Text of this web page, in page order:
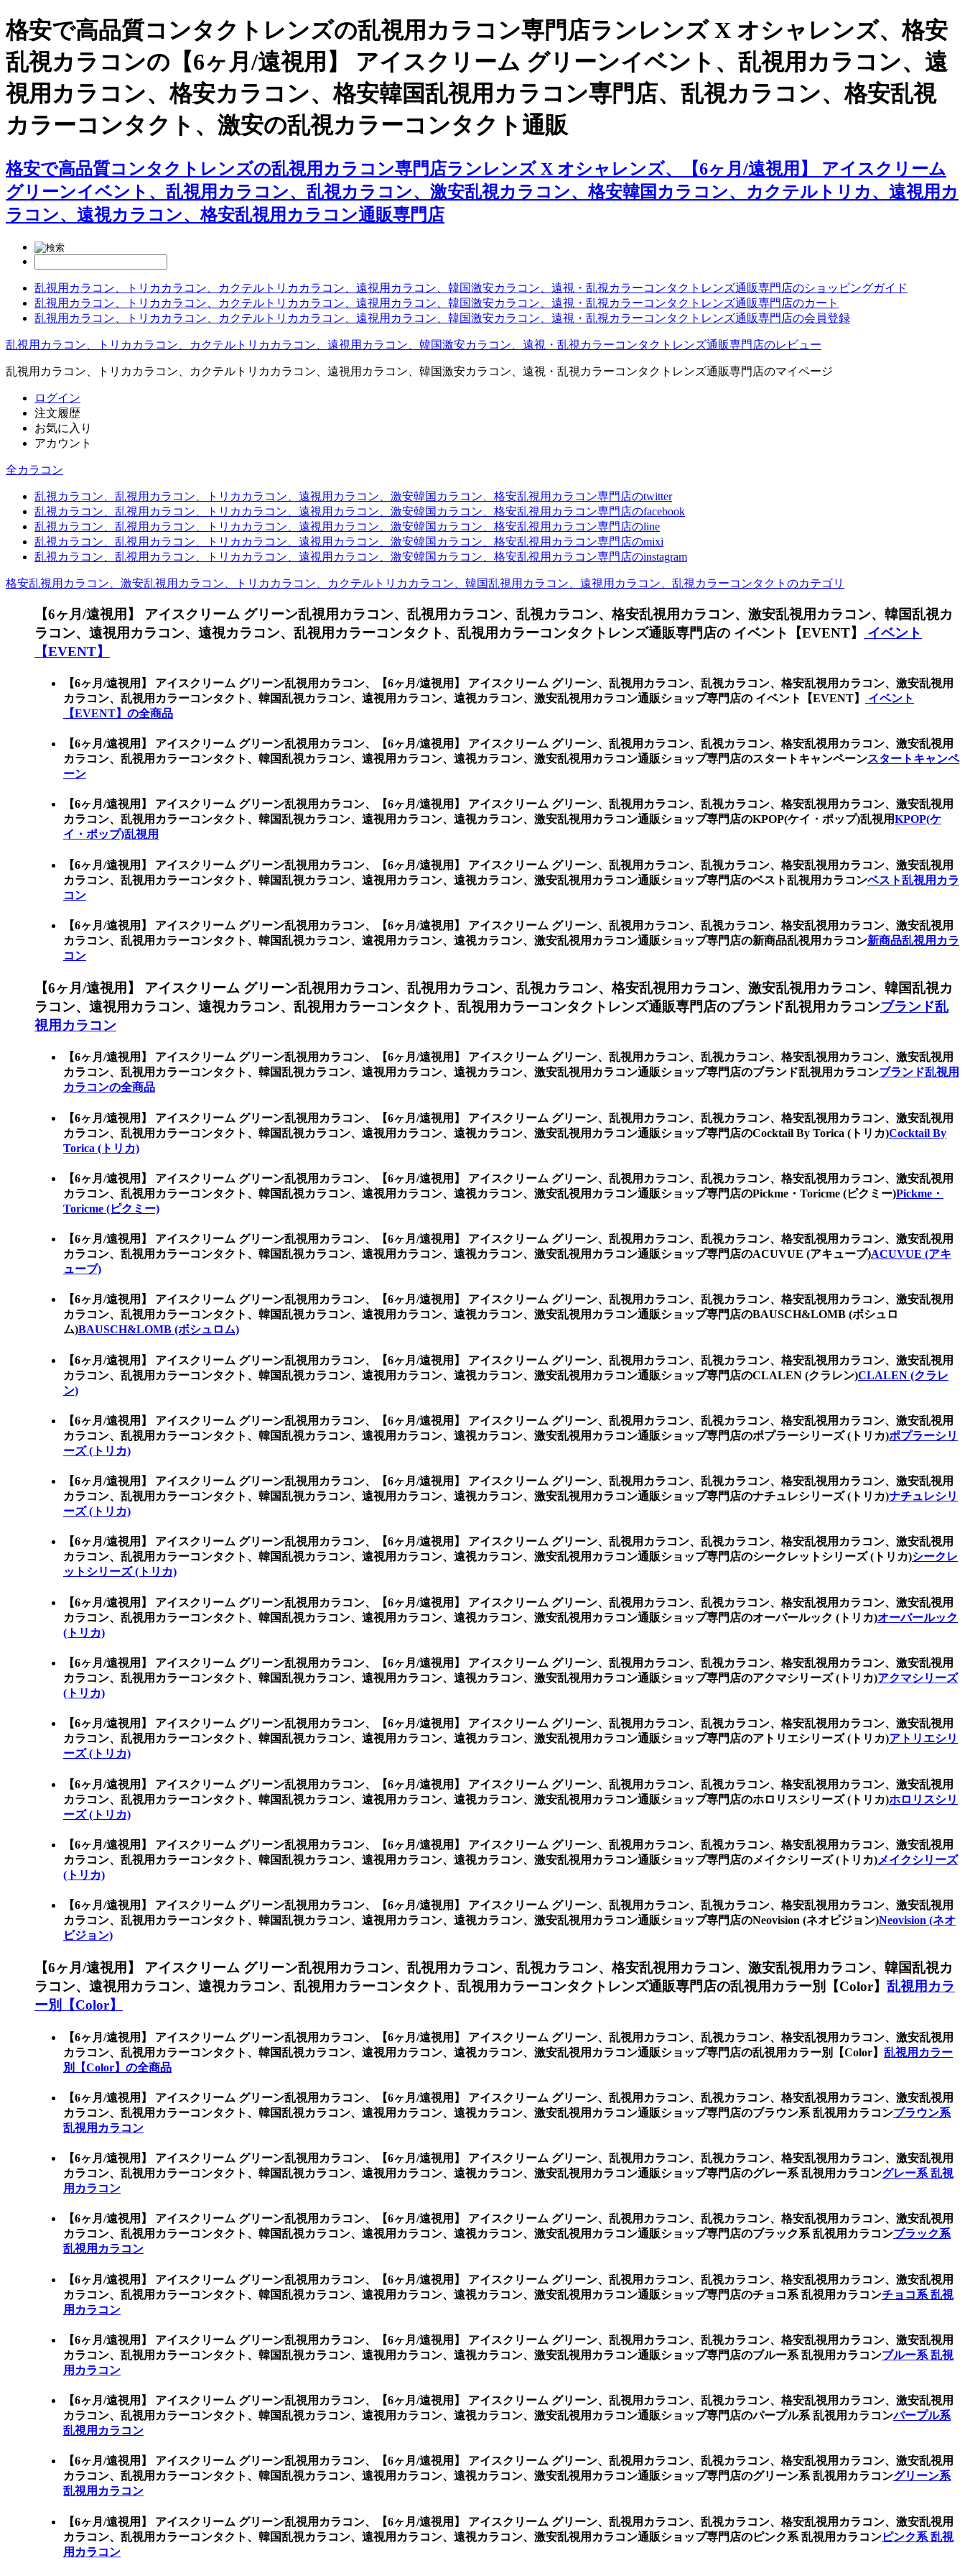
格安で高品質コンタクトレンズの乱視用カラコン専門店ランレンズ X オシャレンズ、格安
乱視カラコンの【6ヶ月/遠視用】 アイスクリーム グリーンイベント、乱視用カラコン、遠
視用カラコン、格安カラコン、格安韓国乱視用カラコン専門店、乱視カラコン、格安乱視
カラーコンタクト、激安の乱視カラーコンタクト通販
格安で高品質コンタクトレンズの乱視用カラコン専門店ランレンズ X オシャレンズ、【6ヶ月/遠視用】 アイスクリーム
グリーンイベント、乱視用カラコン、乱視カラコン、激安乱視カラコン、格安韓国カラコン、カクテルトリカ、遠視用カ
ラコン、遠視カラコン、格安乱視用カラコン通販専門店
乱視用カラコン、トリカカラコン、カクテルトリカカラコン、遠視用カラコン、韓国激安カラコン、遠視・乱視カラーコンタクトレンズ通販専門店のショッピングガイド
乱視用カラコン、トリカカラコン、カクテルトリカカラコン、遠視用カラコン、韓国激安カラコン、遠視・乱視カラーコンタクトレンズ通販専門店のカート
乱視用カラコン、トリカカラコン、カクテルトリカカラコン、遠視用カラコン、韓国激安カラコン、遠視・乱視カラーコンタクトレンズ通販専門店の会員登録
乱視用カラコン、トリカカラコン、カクテルトリカカラコン、遠視用カラコン、韓国激安カラコン、遠視・乱視カラーコンタクトレンズ通販専門店のレビュー
乱視用カラコン、トリカカラコン、カクテルトリカカラコン、遠視用カラコン、韓国激安カラコン、遠視・乱視カラーコンタクトレンズ通販専門店のマイページ
ログイン
注文履歴
お気に入り
アカウント
全カラコン
乱視カラコン、乱視用カラコン、トリカカラコン、遠視用カラコン、激安韓国カラコン、格安乱視用カラコン専門店のtwitter
乱視カラコン、乱視用カラコン、トリカカラコン、遠視用カラコン、激安韓国カラコン、格安乱視用カラコン専門店のfacebook
乱視カラコン、乱視用カラコン、トリカカラコン、遠視用カラコン、激安韓国カラコン、格安乱視用カラコン専門店のline
乱視カラコン、乱視用カラコン、トリカカラコン、遠視用カラコン、激安韓国カラコン、格安乱視用カラコン専門店のmixi
乱視カラコン、乱視用カラコン、トリカカラコン、遠視用カラコン、激安韓国カラコン、格安乱視用カラコン専門店のinstagram
格安乱視用カラコン、激安乱視用カラコン、トリカカラコン、カクテルトリカカラコン、韓国乱視用カラコン、遠視用カラコン、乱視カラーコンタクトのカテゴリ
【6ヶ月/遠視用】 アイスクリーム グリーン乱視用カラコン、 乱視用カラコン、乱視カラコン、格安乱視用カラコン、激安乱視用カラコン、韓国乱視カ
ラコン、遠視用カラコン、遠視カラコン、乱視用カラーコンタクト、乱視用カラーコンタクトレンズ通販専門店の イベント【EVENT】
イベント
【EVENT】
【6ヶ月/遠視用】 アイスクリーム グリーン乱視用カラコン、
【6ヶ月/遠視用】 アイスクリーム グリーン、乱視用カラコン、乱視カラコン、格安乱視用カラコン、激安乱視用
カラコン、乱視用カラーコンタクト、韓国乱視カラコン、遠視用カラコン、遠視カラコン、激安乱視用カラコン通販ショップ専門店の イベント【EVENT】
イベント
【EVENT】の全商品
【6ヶ月/遠視用】 アイスクリーム グリーン乱視用カラコン、
【6ヶ月/遠視用】 アイスクリーム グリーン、乱視用カラコン、乱視カラコン、格安乱視用カラコン、激安乱視用
カラコン、乱視用カラーコンタクト、韓国乱視カラコン、遠視用カラコン、遠視カラコン、激安乱視用カラコン通販ショップ専門店のスタートキャンペーンスタートキャンペ
ーン
【6ヶ月/遠視用】 アイスクリーム グリーン乱視用カラコン、
【6ヶ月/遠視用】 アイスクリーム グリーン、乱視用カラコン、乱視カラコン、格安乱視用カラコン、激安乱視用
カラコン、乱視用カラーコンタクト、韓国乱視カラコン、遠視用カラコン、遠視カラコン、激安乱視用カラコン通販ショップ専門店のKPOP(ケイ・ポップ)乱視用KPOP(ケ
イ・ポップ)乱視用
【6ヶ月/遠視用】 アイスクリーム グリーン乱視用カラコン、
【6ヶ月/遠視用】 アイスクリーム グリーン、乱視用カラコン、乱視カラコン、格安乱視用カラコン、激安乱視用
カラコン、乱視用カラーコンタクト、韓国乱視カラコン、遠視用カラコン、遠視カラコン、激安乱視用カラコン通販ショップ専門店のベスト乱視用カラコンベスト乱視用カラ
コン
【6ヶ月/遠視用】 アイスクリーム グリーン乱視用カラコン、
【6ヶ月/遠視用】 アイスクリーム グリーン、乱視用カラコン、乱視カラコン、格安乱視用カラコン、激安乱視用
カラコン、乱視用カラーコンタクト、韓国乱視カラコン、遠視用カラコン、遠視カラコン、激安乱視用カラコン通販ショップ専門店の新商品乱視用カラコン新商品乱視用カラ
コン
【6ヶ月/遠視用】 アイスクリーム グリーン乱視用カラコン、 乱視用カラコン、乱視カラコン、格安乱視用カラコン、激安乱視用カラコン、韓国乱視カ
ラコン、遠視用カラコン、遠視カラコン、乱視用カラーコンタクト、乱視用カラーコンタクトレンズ通販専門店のブランド乱視用カラコンブランド乱
視用カラコン
【6ヶ月/遠視用】 アイスクリーム グリーン乱視用カラコン、
【6ヶ月/遠視用】 アイスクリーム グリーン、乱視用カラコン、乱視カラコン、格安乱視用カラコン、激安乱視用
カラコン、乱視用カラーコンタクト、韓国乱視カラコン、遠視用カラコン、遠視カラコン、激安乱視用カラコン通販ショップ専門店のブランド乱視用カラコンブランド乱視用
カラコンの全商品
【6ヶ月/遠視用】 アイスクリーム グリーン乱視用カラコン、
【6ヶ月/遠視用】 アイスクリーム グリーン、乱視用カラコン、乱視カラコン、格安乱視用カラコン、激安乱視用
カラコン、乱視用カラーコンタクト、韓国乱視カラコン、遠視用カラコン、遠視カラコン、激安乱視用カラコン通販ショップ専門店のCocktail By Torica (トリカ)Cocktail By
Torica (トリカ)
【6ヶ月/遠視用】 アイスクリーム グリーン乱視用カラコン、
【6ヶ月/遠視用】 アイスクリーム グリーン、乱視用カラコン、乱視カラコン、格安乱視用カラコン、激安乱視用
カラコン、乱視用カラーコンタクト、韓国乱視カラコン、遠視用カラコン、遠視カラコン、激安乱視用カラコン通販ショップ専門店のPickme・Toricme (ピクミー)Pickme・
Toricme (ピクミー)
【6ヶ月/遠視用】 アイスクリーム グリーン乱視用カラコン、
【6ヶ月/遠視用】 アイスクリーム グリーン、乱視用カラコン、乱視カラコン、格安乱視用カラコン、激安乱視用
カラコン、乱視用カラーコンタクト、韓国乱視カラコン、遠視用カラコン、遠視カラコン、激安乱視用カラコン通販ショップ専門店のACUVUE (アキューブ)ACUVUE (アキ
ューブ)
【6ヶ月/遠視用】 アイスクリーム グリーン乱視用カラコン、
【6ヶ月/遠視用】 アイスクリーム グリーン、乱視用カラコン、乱視カラコン、格安乱視用カラコン、激安乱視用
カラコン、乱視用カラーコンタクト、韓国乱視カラコン、遠視用カラコン、遠視カラコン、激安乱視用カラコン通販ショップ専門店のBAUSCH&LOMB (ボシュロ
ム)BAUSCH&LOMB (ボシュロム)
【6ヶ月/遠視用】 アイスクリーム グリーン乱視用カラコン、
【6ヶ月/遠視用】 アイスクリーム グリーン、乱視用カラコン、乱視カラコン、格安乱視用カラコン、激安乱視用
カラコン、乱視用カラーコンタクト、韓国乱視カラコン、遠視用カラコン、遠視カラコン、激安乱視用カラコン通販ショップ専門店のCLALEN (クラレン)CLALEN (クラレ
ン)
【6ヶ月/遠視用】 アイスクリーム グリーン乱視用カラコン、
【6ヶ月/遠視用】 アイスクリーム グリーン、乱視用カラコン、乱視カラコン、格安乱視用カラコン、激安乱視用
カラコン、乱視用カラーコンタクト、韓国乱視カラコン、遠視用カラコン、遠視カラコン、激安乱視用カラコン通販ショップ専門店のポプラーシリーズ (トリカ)ポプラーシリ
ーズ (トリカ)
【6ヶ月/遠視用】 アイスクリーム グリーン乱視用カラコン、
【6ヶ月/遠視用】 アイスクリーム グリーン、乱視用カラコン、乱視カラコン、格安乱視用カラコン、激安乱視用
カラコン、乱視用カラーコンタクト、韓国乱視カラコン、遠視用カラコン、遠視カラコン、激安乱視用カラコン通販ショップ専門店のナチュレシリーズ (トリカ)ナチュレシリ
ーズ (トリカ)
【6ヶ月/遠視用】 アイスクリーム グリーン乱視用カラコン、
【6ヶ月/遠視用】 アイスクリーム グリーン、乱視用カラコン、乱視カラコン、格安乱視用カラコン、激安乱視用
カラコン、乱視用カラーコンタクト、韓国乱視カラコン、遠視用カラコン、遠視カラコン、激安乱視用カラコン通販ショップ専門店のシークレットシリーズ (トリカ)シークレ
ットシリーズ (トリカ)
【6ヶ月/遠視用】 アイスクリーム グリーン乱視用カラコン、
【6ヶ月/遠視用】 アイスクリーム グリーン、乱視用カラコン、乱視カラコン、格安乱視用カラコン、激安乱視用
カラコン、乱視用カラーコンタクト、韓国乱視カラコン、遠視用カラコン、遠視カラコン、激安乱視用カラコン通販ショップ専門店のオーバールック (トリカ)オーバールック
(トリカ)
【6ヶ月/遠視用】 アイスクリーム グリーン乱視用カラコン、
【6ヶ月/遠視用】 アイスクリーム グリーン、乱視用カラコン、乱視カラコン、格安乱視用カラコン、激安乱視用
カラコン、乱視用カラーコンタクト、韓国乱視カラコン、遠視用カラコン、遠視カラコン、激安乱視用カラコン通販ショップ専門店のアクマシリーズ (トリカ)アクマシリーズ
(トリカ)
【6ヶ月/遠視用】 アイスクリーム グリーン乱視用カラコン、
【6ヶ月/遠視用】 アイスクリーム グリーン、乱視用カラコン、乱視カラコン、格安乱視用カラコン、激安乱視用
カラコン、乱視用カラーコンタクト、韓国乱視カラコン、遠視用カラコン、遠視カラコン、激安乱視用カラコン通販ショップ専門店のアトリエシリーズ (トリカ)アトリエシリ
ーズ (トリカ)
【6ヶ月/遠視用】 アイスクリーム グリーン乱視用カラコン、
【6ヶ月/遠視用】 アイスクリーム グリーン、乱視用カラコン、乱視カラコン、格安乱視用カラコン、激安乱視用
カラコン、乱視用カラーコンタクト、韓国乱視カラコン、遠視用カラコン、遠視カラコン、激安乱視用カラコン通販ショップ専門店のホロリスシリーズ (トリカ)ホロリスシリ
ーズ (トリカ)
【6ヶ月/遠視用】 アイスクリーム グリーン乱視用カラコン、
【6ヶ月/遠視用】 アイスクリーム グリーン、乱視用カラコン、乱視カラコン、格安乱視用カラコン、激安乱視用
カラコン、乱視用カラーコンタクト、韓国乱視カラコン、遠視用カラコン、遠視カラコン、激安乱視用カラコン通販ショップ専門店のメイクシリーズ (トリカ)メイクシリーズ
(トリカ)
【6ヶ月/遠視用】 アイスクリーム グリーン乱視用カラコン、
【6ヶ月/遠視用】 アイスクリーム グリーン、乱視用カラコン、乱視カラコン、格安乱視用カラコン、激安乱視用
カラコン、乱視用カラーコンタクト、韓国乱視カラコン、遠視用カラコン、遠視カラコン、激安乱視用カラコン通販ショップ専門店のNeovision (ネオビジョン)Neovision (ネオ
ビジョン)
【6ヶ月/遠視用】 アイスクリーム グリーン乱視用カラコン、 乱視用カラコン、乱視カラコン、格安乱視用カラコン、激安乱視用カラコン、韓国乱視カ
ラコン、遠視用カラコン、遠視カラコン、乱視用カラーコンタクト、乱視用カラーコンタクトレンズ通販専門店の乱視用カラー別【Color】 乱視用カラ
ー別【Color】
【6ヶ月/遠視用】 アイスクリーム グリーン乱視用カラコン、
【6ヶ月/遠視用】 アイスクリーム グリーン、乱視用カラコン、乱視カラコン、格安乱視用カラコン、激安乱視用
カラコン、乱視用カラーコンタクト、韓国乱視カラコン、遠視用カラコン、遠視カラコン、激安乱視用カラコン通販ショップ専門店の乱視用カラー別【Color】 乱視用カラー
別【Color】の全商品
【6ヶ月/遠視用】 アイスクリーム グリーン乱視用カラコン、
【6ヶ月/遠視用】 アイスクリーム グリーン、乱視用カラコン、乱視カラコン、格安乱視用カラコン、激安乱視用
カラコン、乱視用カラーコンタクト、韓国乱視カラコン、遠視用カラコン、遠視カラコン、激安乱視用カラコン通販ショップ専門店のブラウン系 乱視用カラコンブラウン系
乱視用カラコン
【6ヶ月/遠視用】 アイスクリーム グリーン乱視用カラコン、
【6ヶ月/遠視用】 アイスクリーム グリーン、乱視用カラコン、乱視カラコン、格安乱視用カラコン、激安乱視用
カラコン、乱視用カラーコンタクト、韓国乱視カラコン、遠視用カラコン、遠視カラコン、激安乱視用カラコン通販ショップ専門店のグレー系 乱視用カラコングレー系 乱視
用カラコン
【6ヶ月/遠視用】 アイスクリーム グリーン乱視用カラコン、
【6ヶ月/遠視用】 アイスクリーム グリーン、乱視用カラコン、乱視カラコン、格安乱視用カラコン、激安乱視用
カラコン、乱視用カラーコンタクト、韓国乱視カラコン、遠視用カラコン、遠視カラコン、激安乱視用カラコン通販ショップ専門店のブラック系 乱視用カラコンブラック系
乱視用カラコン
【6ヶ月/遠視用】 アイスクリーム グリーン乱視用カラコン、
【6ヶ月/遠視用】 アイスクリーム グリーン、乱視用カラコン、乱視カラコン、格安乱視用カラコン、激安乱視用
カラコン、乱視用カラーコンタクト、韓国乱視カラコン、遠視用カラコン、遠視カラコン、激安乱視用カラコン通販ショップ専門店のチョコ系 乱視用カラコンチョコ系 乱視
用カラコン
【6ヶ月/遠視用】 アイスクリーム グリーン乱視用カラコン、
【6ヶ月/遠視用】 アイスクリーム グリーン、乱視用カラコン、乱視カラコン、格安乱視用カラコン、激安乱視用
カラコン、乱視用カラーコンタクト、韓国乱視カラコン、遠視用カラコン、遠視カラコン、激安乱視用カラコン通販ショップ専門店のブルー系 乱視用カラコンブルー系 乱視
用カラコン
【6ヶ月/遠視用】 アイスクリーム グリーン乱視用カラコン、
【6ヶ月/遠視用】 アイスクリーム グリーン、乱視用カラコン、乱視カラコン、格安乱視用カラコン、激安乱視用
カラコン、乱視用カラーコンタクト、韓国乱視カラコン、遠視用カラコン、遠視カラコン、激安乱視用カラコン通販ショップ専門店のパープル系 乱視用カラコンパープル系
乱視用カラコン
【6ヶ月/遠視用】 アイスクリーム グリーン乱視用カラコン、
【6ヶ月/遠視用】 アイスクリーム グリーン、乱視用カラコン、乱視カラコン、格安乱視用カラコン、激安乱視用
カラコン、乱視用カラーコンタクト、韓国乱視カラコン、遠視用カラコン、遠視カラコン、激安乱視用カラコン通販ショップ専門店のグリーン系 乱視用カラコングリーン系
乱視用カラコン
【6ヶ月/遠視用】 アイスクリーム グリーン乱視用カラコン、
【6ヶ月/遠視用】 アイスクリーム グリーン、乱視用カラコン、乱視カラコン、格安乱視用カラコン、激安乱視用
カラコン、乱視用カラーコンタクト、韓国乱視カラコン、遠視用カラコン、遠視カラコン、激安乱視用カラコン通販ショップ専門店のピンク系 乱視用カラコンピンク系 乱視
用カラコン